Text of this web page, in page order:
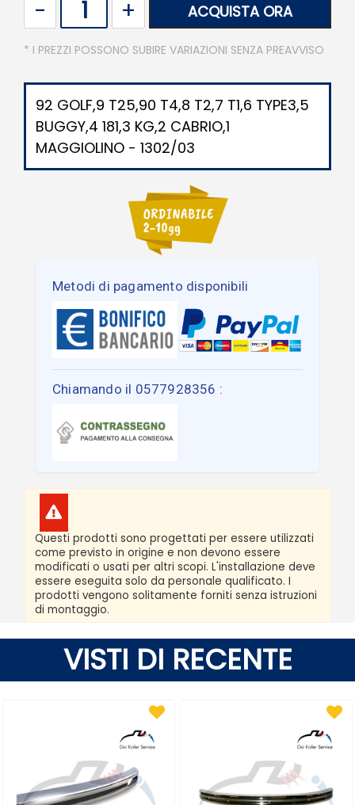
ACQUISTA ORA
* I PREZZI POSSONO SUBIRE VARIAZIONI SENZA PREAVVISO
92 GOLF,9 T25,90 T4,8 T2,7 T1,6 TYPE3,5
BUGGY,4 181,3 KG,2 CABRIO,1
MAGGIOLINO - 1302/03
Metodi di pagamento disponibili
Chiamando il 0577928356 :
Questi prodotti sono progettati per essere utilizzati
come previsto in origine e non devono essere
modificati o usati per altri scopi. L'installazione deve
essere eseguita solo da personale qualificato. I
prodotti vengono solitamente forniti senza istruzioni
di montaggio.
VISTI DI RECENTE